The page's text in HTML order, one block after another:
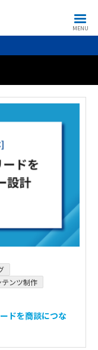
MENU
テンツ制作
ドを商談につな